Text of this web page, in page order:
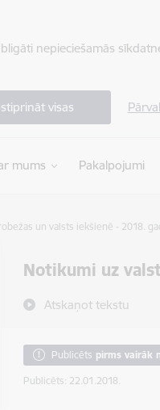
nepieciešamās
visas
mums Pakalpojumi
un valsts iekšienē - 2018.
Notikumi uz
Atskaņot tekstu
Publicēts pirms vairāk
Publicēts: 22.01.2018.